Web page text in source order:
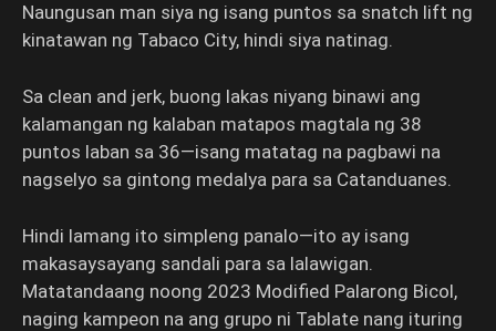
Naungusan man siya ng isang puntos sa snatch lift ng
kinatawan ng Tabaco City, hindi siya natinag.
Sa clean and jerk, buong lakas niyang binawi ang
kalamangan ng kalaban matapos magtala ng 38
puntos laban sa 36—isang matatag na pagbawi na
nagselyo sa gintong medalya para sa Catanduanes.
Hindi lamang ito simpleng panalo—ito ay isang
makasaysayang sandali para sa lalawigan.
Matatandaang noong 2023 Modified Palarong Bicol,
naging kampeon na ang grupo ni Tablate nang ituring